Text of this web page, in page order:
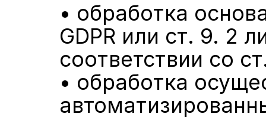
• обработка
GDPR или ст. 9. 2
соответствии со
• обработка